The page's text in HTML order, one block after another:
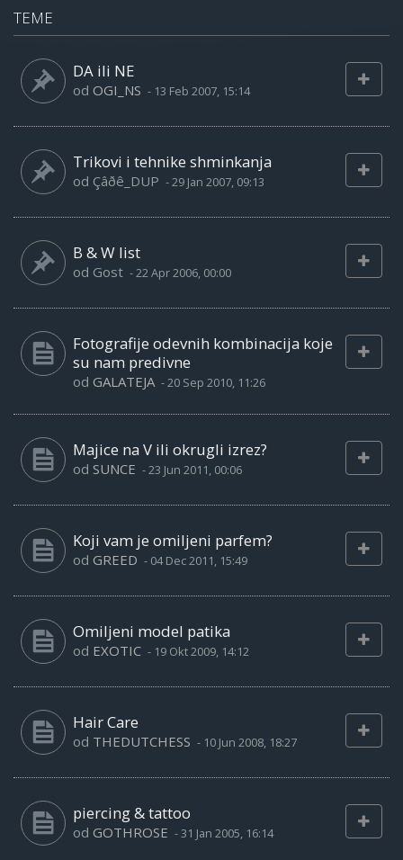
TEME
DA ili NE
od OGI_NS - 13 Feb 2007, 15:14
Trikovi i tehnike shminkanja
od Çâðê_DUP -29 Jan 2007, 09:13
B & W list
od Gost -22 Apr 2006, 00:00
Fotografije odevnih kombinacija koje
su nam predivne
od GALATEJA -20 Sep 2010, 11:26
Majice na V ili okrugli izrez?
od SUNCE -23 Jun 2011, 00:06
Koji vam je omiljeni parfem?
od GREED - 04 Dec 2011, 15:49
Omiljeni model patika
od EXOTIC - 19 Okt 2009, 14:12
Hair Care
od THEDUTCHESS - 10 Jun 2008, 18:27
piercing & tattoo
od GOTHROSE -31 Jan 2005, 16:14